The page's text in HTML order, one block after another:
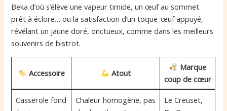
Beka d’où s’élève une vapeur timide, un œuf au sommet
prêt à éclore… ou la satisfaction d’un toque-œuf appuyé,
révélant un jaune doré, onctueux, comme dans les meilleurs
souvenirs de bistrot.
Accessoire Atout
Marque
coup de cœur
Casserole fond
Chaleur homogène, pas
Le Creuset,